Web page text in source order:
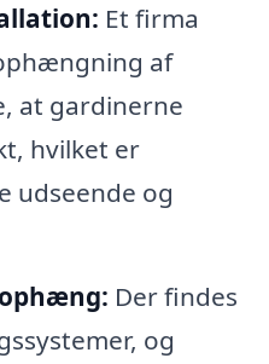
Et firma
af
at gardinerne
hvilket er
udseende og
Der findes
og